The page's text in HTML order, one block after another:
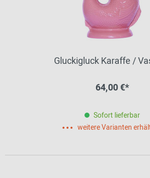
Gluckigluck Karaffe /
64,00 €*
Sofort lieferbar
weitere Varianten